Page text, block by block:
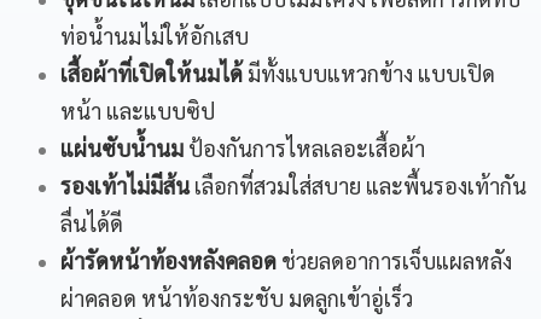
ท่อน้ำนมไม่ให้อักเสบ
เสื้อผ้าที่เปิดให้นมได้ มีทั้งแบบแหวกข้าง แบบเปิด
หน้า และแบบซิป
แผ่นซับน้ำนม ป้องกันการไหลเลอะเสื้อผ้า
รองเท้าไม่มีส้นเลือกที่สวมใส่สบาย และพื้นรองเท้ากัน
ลื่นได้ดี
ผ้ารัดหน้าท้องหลังคลอด ช่วยลดอาการเจ็บแผลหลัง
ผ่าคลอด หน้าท้องกระชับ มดลูกเข้าอู่เร็ว